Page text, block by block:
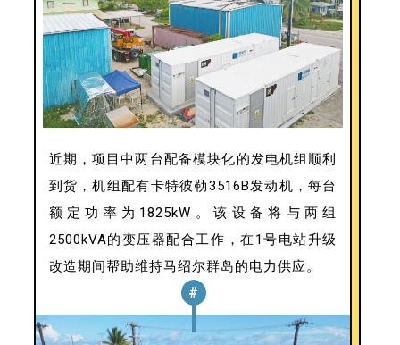
近期，项目中两台配备模块化的发电机组顺利
到货，机组配有卡特彼勒3516B发动机，每台
额定功率为1825kW。该设备将与两组
2500kVA的变压器配合工作，在1号电站升级
改造期间帮助维持马绍尔群岛的电力供应。
#